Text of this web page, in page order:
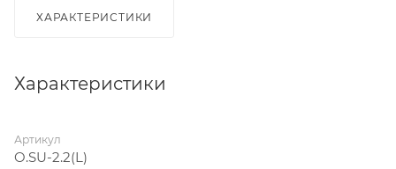
ХАРАКТЕРИСТИКИ
Характеристики
Артикул
O.SU-2.2(L)